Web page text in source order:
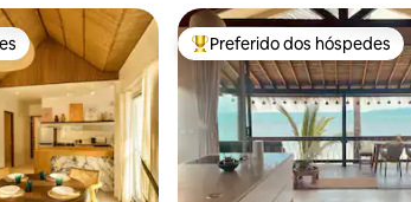
Entre os melhores preferidos
Preferido dos hóspedes